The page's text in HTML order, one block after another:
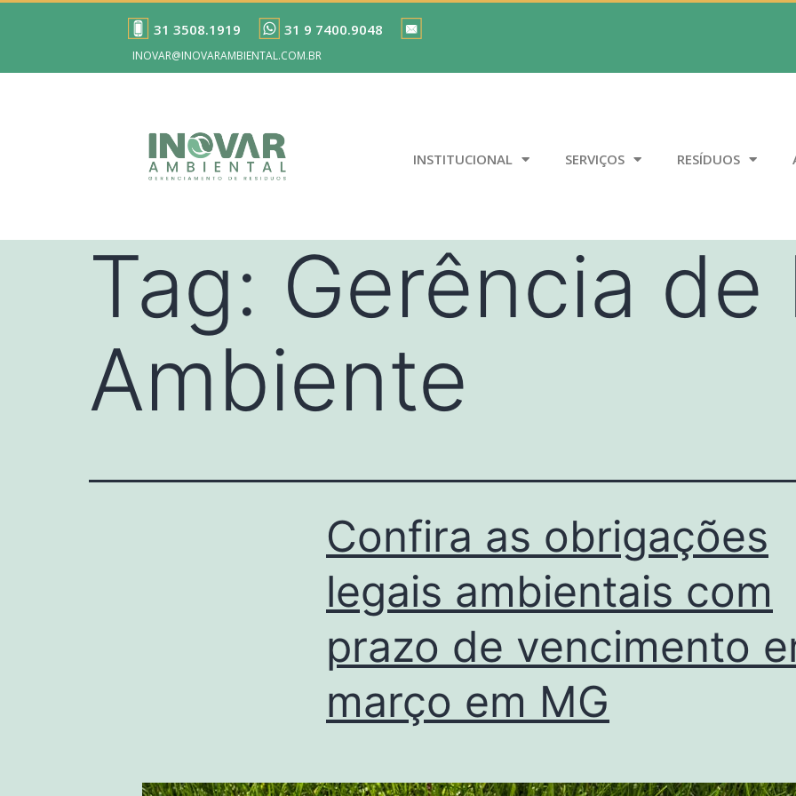
31 3508.1919 31 9 7400.9048
INOVAR@INOVARAMBIENTAL.COM.BR
INSTITUCIONAL SERVIÇOS RESÍDUOS
Tag: Gerência de
Ambiente
Confira as obrigações
legais ambientais com
prazo de vencimento
março em MG